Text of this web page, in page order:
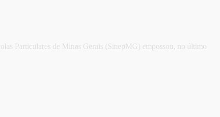
Particulares de Minas Gerais (SinepMG) empossou, no último